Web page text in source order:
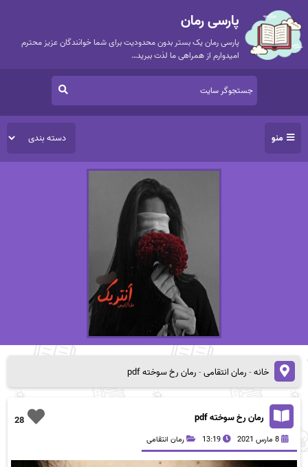
پارسی رمان
پارسی رمان یک بستر بدون محدودیت برای شما خوانندگان عزیز محترم
امیدوارم از همراهی ما لذت ببرید…
منو
خانه-رمان انتقامی-رمان رخ سوخته pdf
28 رمان رخ سوخته pdf
8 مارس 2021 13:19 رمان انتقامی